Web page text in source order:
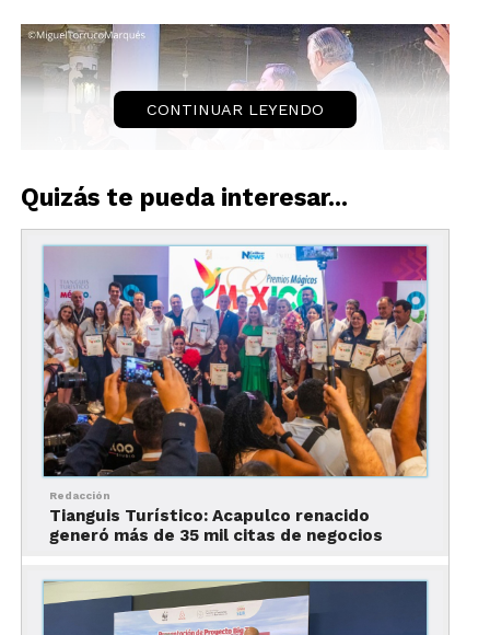
“En primer lugar quiero
agradecer al gobernador
de Yucatán, mi amigo
Mauricio Vila Dosal, el
apoyo recibido para la
realización de esta 45
edición delTianguis
Turístico México; que
exitosamente se llevó a
cabo durante estos días
CONTINUAR LEYENDO
Quizás te pueda interesar...
Redacción
Tianguis Turístico: Acapulco renacido
generó más de 35 mil citas de negocios